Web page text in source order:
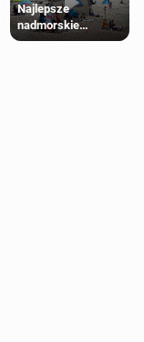
Najlepsze
nadmorskie
miasteczko blisko